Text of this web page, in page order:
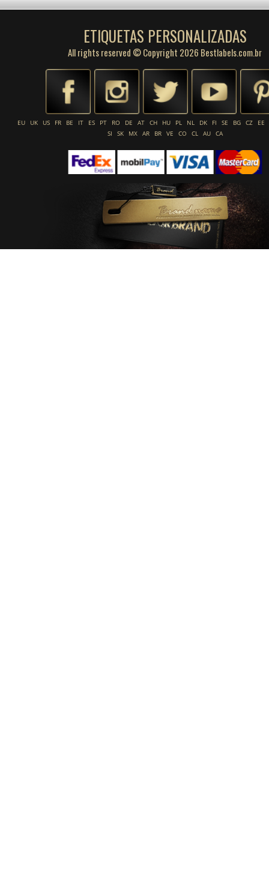
ETIQUETAS PERSONALIZADAS
All rights reserved © Copyright 2026 Bestlabels.com.br
EU UK US FR BE IT ES PT RO DE AT CH HU PL NL DK FI SE BG CZ
EE
SI
SK MX AR BR VE CO CL AU CA